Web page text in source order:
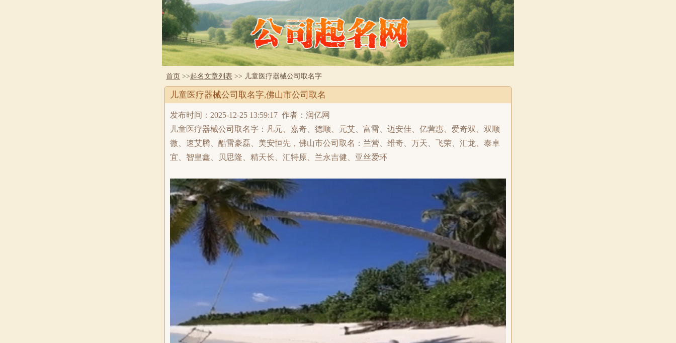
首页 >>起名文章列表 >> 儿童医疗器械公司取名字
儿童医疗器械公司取名字,佛山市公司取名
发布时间：2025-12-25 13:59:17 作者：润亿网
儿童医疗器械公司取名字：凡元、嘉奇、德顺、元艾、富雷、迈安佳、亿营惠、爱奇双、双顺
微、速艾腾、酷雷豪磊、美安恒先，佛山市公司取名：兰营、维奇、万天、飞荣、汇龙、泰卓
宜、智皇鑫、贝思隆、精天长、汇特原、兰永吉健、亚丝爱环